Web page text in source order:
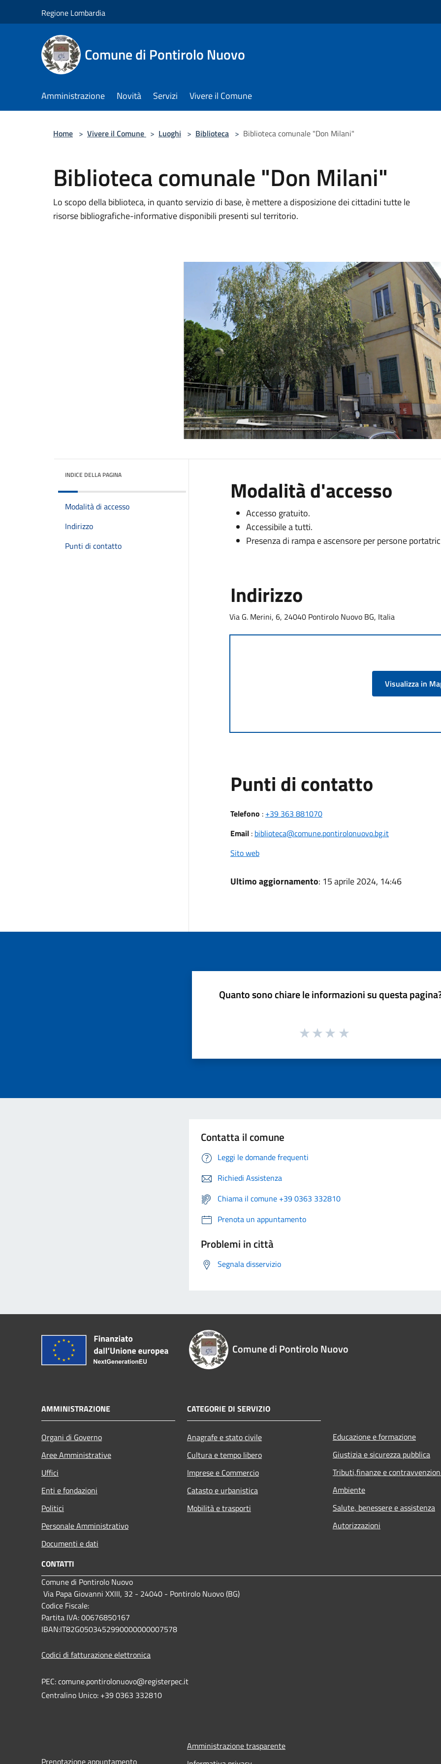
Regione Lombardia
Comune di Pontirolo Nuovo
Amministrazione Novità Servizi Vivere il Comune
Home > Vivere il Comune > Luoghi > Biblioteca > Biblioteca comunale "Don Milani"
Biblioteca comunale "Don Milani"
Lo scopo della biblioteca, in quanto servizio di base, è mettere a disposizione dei cittadini tutte le
risorse bibliografiche-informative disponibili presenti sul territorio.
INDICE DELLA PAGINA
Modalità di accesso
Indirizzo
Punti di contatto
Modalità d'accesso
Accesso gratuito.
Accessibile a tutti.
Presenza di rampa e ascensore per persone
Indirizzo
Via G. Merini, 6, 24040 Pontirolo Nuovo BG, Italia
Visualizza in
Punti di contatto
Telefono : +39 363 881070
Email: biblioteca@comune.pontirolonuovo.bg.it
Sito web
Ultimo aggiornamento: 15 aprile 2024, 14:46
Quanto sono chiare le informazioni su questa
Contatta il comune
Leggi le domande frequenti
Richiedi Assistenza
Chiama il comune +39 0363 332810
Prenota un appuntamento
Problemi in città
Segnala disservizio
Comune di Pontirolo Nuovo
AMMINISTRAZIONE
Organi di Governo
Aree Amministrative
Uffici
Enti e fondazioni
Politici
Personale Amministrativo
Documenti e dati
CATEGORIE DI SERVIZIO
Anagrafe e stato civile
Cultura e tempo libero
Imprese e Commercio
Catasto e urbanistica
Mobilità e trasporti
Educazione e formazione
Giustizia e sicurezza pubblica
Tributi,finanze e
Ambiente
Salute, benessere e assistenza
Autorizzazioni
CONTATTI
Comune di Pontirolo Nuovo
Via Papa Giovanni XXIII, 32 - 24040 - Pontirolo Nuovo (BG)
Codice Fiscale:
Partita IVA: 00676850167
IBAN:IT82G0503452990000000007578
Codici di fatturazione elettronica
PEC: comune.pontirolonuovo@registerpec.it
Centralino Unico: +39 0363 332810
Prenotazione appuntamento
Amministrazione trasparente